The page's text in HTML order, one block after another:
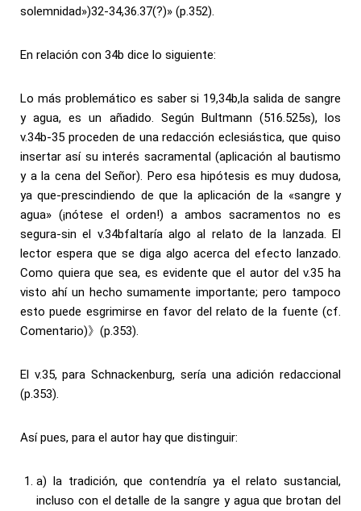
solemnidad»)32-34,36.37(?)» (p.352).
En relación con 34b dice lo siguiente:
Lo más problemático es saber si 19,34b,la salida de sangre
y agua, es un añadido. Según Bultmann (516.525s), los
v.34b-35 proceden de una redacción eclesiástica, que quiso
insertar así su interés sacramental (aplicación al bautismo
y a la cena del Señor). Pero esa hipótesis es muy dudosa,
ya que-prescindiendo de que la aplicación de la «sangre y
agua» (¡nótese el orden!) a ambos sacramentos no es
segura-sin el v.34bfaltaría algo al relato de la lanzada. El
lector espera que se diga algo acerca del efecto lanzado.
Como quiera que sea, es evidente que el autor del v.35 ha
visto ahí un hecho sumamente importante; pero tampoco
esto puede esgrimirse en favor del relato de la fuente (cf.
Comentario)》(p.353).
El v.35, para Schnackenburg, sería una adición redaccional
(p.353).
Así pues, para el autor hay que distinguir:
a) la tradición, que contendría ya el relato sustancial,
incluso con el detalle de la sangre y agua que brotan del